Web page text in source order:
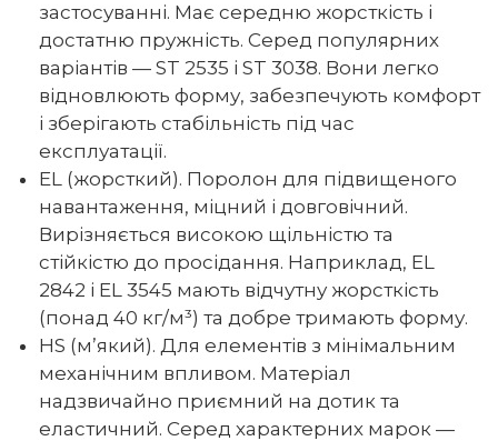
застосуванні. Має середню жорсткість і
достатню пружність. Серед популярних
варіантів — ST 2535 і ST 3038. Вони легко
відновлюють форму, забезпечують комфорт
і зберігають стабільність під час
експлуатації.
EL (жорсткий). Поролон для підвищеного
навантаження, міцний і довговічний.
Вирізняється високою щільністю та
стійкістю до просідання. Наприклад, EL
2842 і EL 3545 мають відчутну жорсткість
(понад 40 кг/м³) та добре тримають форму.
HS (м’який). Для елементів з мінімальним
механічним впливом. Матеріал
надзвичайно приємний на дотик та
еластичний. Серед характерних марок —